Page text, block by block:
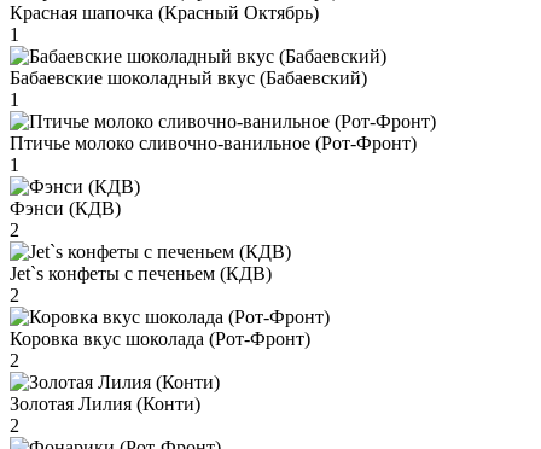
Красная шапочка (Красный Октябрь)
1
Бабаевские шоколадный вкус (Бабаевский)
1
Птичье молоко сливочно-ванильное (Рот-Фронт)
1
Фэнси (КДВ)
2
Jet`s конфеты с печеньем (КДВ)
2
Коровка вкус шоколада (Рот-Фронт)
2
Золотая Лилия (Конти)
2